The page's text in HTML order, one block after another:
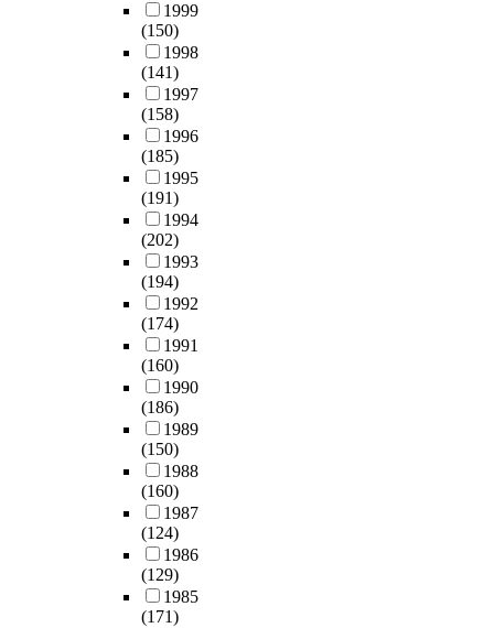
1999
(150)
1998
(141)
1997
(158)
1996
(185)
1995
(191)
1994
(202)
1993
(194)
1992
(174)
1991
(160)
1990
(186)
1989
(150)
1988
(160)
1987
(124)
1986
(129)
1985
(171)